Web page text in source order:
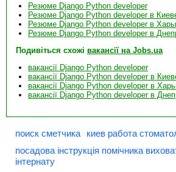
Резюме Django Python developer
Резюме Django Python developer в
Резюме Django Python developer в
Резюме Django Python developer в
Подивіться схожі вакансії на Jobs.ua
вакансії Django Python developer
вакансії Django Python developer в
вакансії Django Python developer в
вакансії Django Python developer в
поиск сметчика
киев работа
посадова інструкція помічника
інтернату